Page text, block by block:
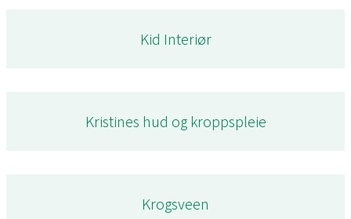
Kid Interiør
Kristines hud og kroppspleie
Krogsveen